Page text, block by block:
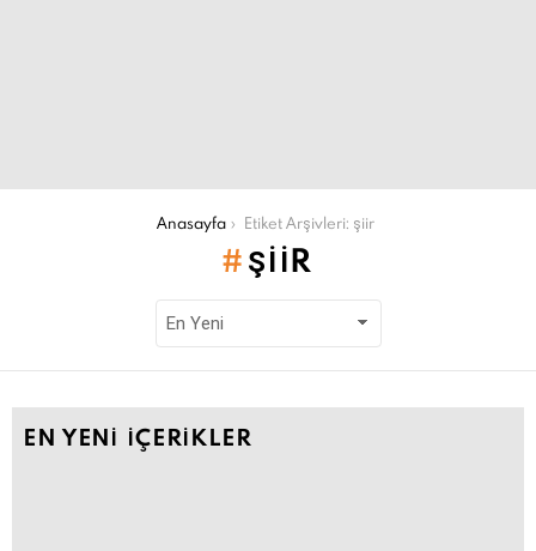
Anasayfa Etiket Arşivleri: şiir
ŞIIR
EN YENI İÇERIKLER